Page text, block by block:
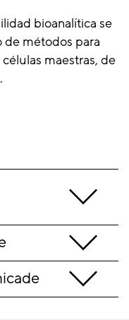
bioanalítica se
métodos para
maestras, de